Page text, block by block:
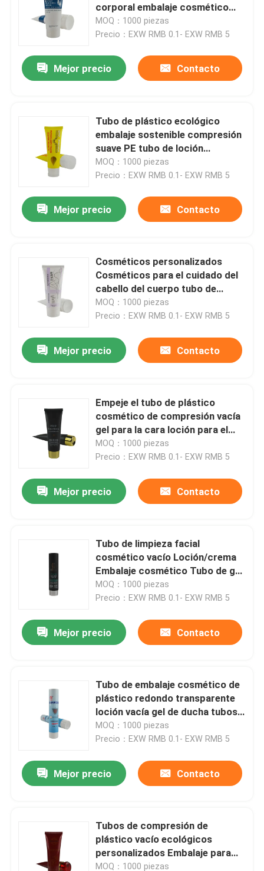
Productos
Sobre nosotros
corporal embalaje cosmético
blando tubo de compresión
MOQ：1000 piezas
Precio：EXW RMB 0.1- EXW RMB 5
Mejor precio Contacto
Tubo de plástico ecológico
embalaje sostenible compresión
suave PE tubo de loción
cosmética de plástico para la
crema de mano
MOQ：1000 piezas
Precio：EXW RMB 0.1- EXW RMB 5
Mejor precio Contacto
Cosméticos personalizados
Cosméticos para el cuidado del
cabello del cuerpo tubo de
loción vacío tubo de espuma de
gel UV tubo blando
MOQ：1000 piezas
Precio：EXW RMB 0.1- EXW RMB 5
Mejor precio Contacto
Empeje el tubo de plástico
cosmético de compresión vacía
gel para la cara loción para el
cuerpo crema para las manos PE
compresión de impresión de
MOQ：1000 piezas
Precio：EXW RMB 0.1- EXW RMB 5
Mejor precio Contacto
Tubo de limpieza facial
cosmético vacío Loción/crema
Embalaje cosmético Tubo de gel
blando para el proveedor de
crema
MOQ：1000 piezas
Precio：EXW RMB 0.1- EXW RMB 5
Mejor precio Contacto
Tubo de embalaje cosmético de
plástico redondo transparente
loción vacía gel de ducha tubos
personales con tapa de doble
transparente
MOQ：1000 piezas
Precio：EXW RMB 0.1- EXW RMB 5
Mejor precio Contacto
Tubos de compresión de
plástico vacío ecológicos
personalizados Embalaje para
cosméticos Tubos de loción
MOQ：1000 piezas